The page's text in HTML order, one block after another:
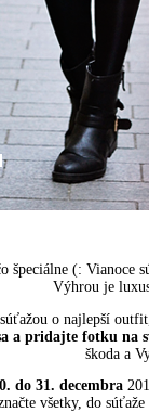
špeciálne (:
Výhrou je
o najlepší
a pridajte fotku na
škoda a
do 31. decembra
všetky, do